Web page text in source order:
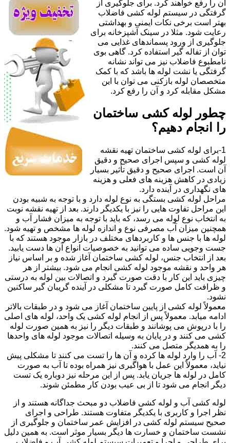
آن را رفع خواهند کرد. برای جلوگیری از
گرفتگی در سیستم لوله کشی فاضلاب
بهتر است برخی نکات ایمنی و بهداشتی
رعایت شود. مثلا در سینک آشپزخانه برای
جلوگیری از ورود پسماندهای غذایی می
توان از تفاله گیر استفاده کرد. گاهی بوی
نامطبوع فاضلاب نیز می تواند نشانه
گرفتگی یا نشت لوله ها باشد که با کمک
متخصصان لوله بازکنی می توان با این
مشکل مقابله کرد و آن را رفع کرد.
چطور لوله کشی ساختمان
را انجام دهیم؟
1-برای لوله کشی ساختمان تهیه نقشه
لوله کشی و سپس اجرای صحیح و دقیق
آن است. اجرای صحیح و دقیق تأثیر بسیار
زیادی در کاهش هزینه های فعلی و هزینه
های نگهداری در آینده دارد.
مراحل لوله کشی بستگی به نوع لوله دارد و با توجه به شبیه بودن
این مراحل تفاوت هایی را نیز با یکدیگر دارند. بعد از تهیه نقشه نوبت
به انتخاب نوع لوله می رسد، که باید با توجه به میزان فشار آب و
همچنین میزان آب مصرفی نوع و اندازه لوله ها مشخص و تهیه شود.
لوله ها با جنس ها و کاربردهای مختلف در بازار موجود هستند که با
جست وجویی ساده می توانید به خصوصیات انواع آن ها دست یابید.
بعد از انتخاب جنس، لوله کشی ساختمان آغاز شده و بر اساس نیاز
هر واحد و نقشه موجود لوله کشی انجام می شود. بیشتر از هر
چیزی باید این کار با دقت صورت گیرد و اتصالات بین لوله به درستی
و ظرافت کامل صورت گیرد تا مشکلی در آینده گریبان گیر ساکنین
نشود.
معمولاً لوله کشی از پایین ساختمان آغاز می شود و در طبقات بالاتر
ادامه میابد. معمولاً پس از انجام لوله کشی یک واحد، لوله های اصلی
را با درپوش می پوشانند و طبقات دیگر را نیز به همین صورت لوله
کشی می کنند و در پایان به وسیله اتصالات موجود لوله های واحدها
را به همدیگر متصل می کنند.
2- آب را وارد لوله ها کرده و آن ها را تست می کنند تا مشکلی پیش
نیاید، معمولاً این عمل با هواگیری نیز همراه بوده تا آب به صورت
کامل در لوله ها جریان یابد. پس از این مرحله نیز دوباره یک تست
دیگر انجام می شود تا از بی عیب بودن کار مطمئن شوند.
لوله کشی آب و لوله کشی فاضلاب دو مبحث جداگانه هستند و از
نظر اجرا و کاربری با یکدیگر متفاوت هستند. طراحی و اجرای
صحیح سیستم لوله کشی در افزایش عمر ساختمان و جلوگیری از
نشست ساختمان و خسارت ها دیگر بسیار موثر است. به همین دلیل